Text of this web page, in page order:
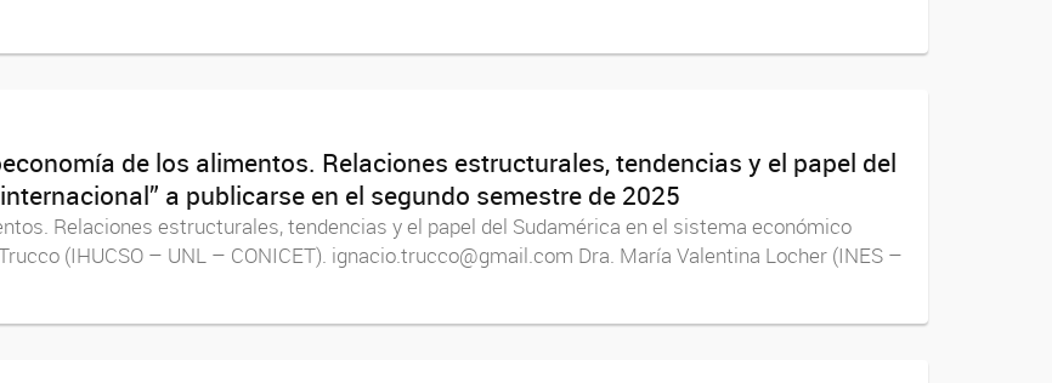
de los alimentos. Relaciones estructurales, tendencias y el papel del
a publicarse en el segundo semestre de 2025
Relaciones estructurales, tendencias y el papel del Sudamérica en el sistema económico
(IHUCSO – UNL – CONICET). ignacio.trucco@gmail.com Dra. María Valentina Locher (INES –